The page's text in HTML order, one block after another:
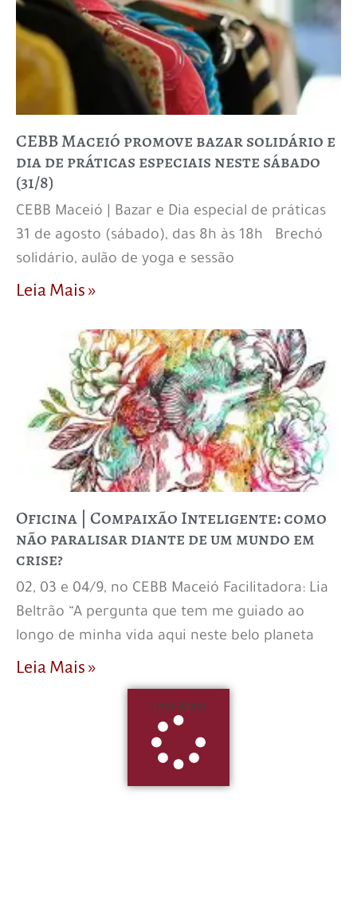
CEBB Maceió promove bazar solidário e
dia de práticas especiais neste sábado
(31/8)
CEBB Maceió | Bazar e Dia especial de práticas
31 de agosto (sábado), das 8h às 18h Brechó
solidário, aulão de yoga e sessão
Leia Mais »
Oficina | Compaixão Inteligente: como
não paralisar diante de um mundo em
crise?
02, 03 e 04/9, no CEBB Maceió Facilitadora: Lia
Beltrão “A pergunta que tem me guiado ao
longo de minha vida aqui neste belo planeta
Leia Mais »
Leia Mais